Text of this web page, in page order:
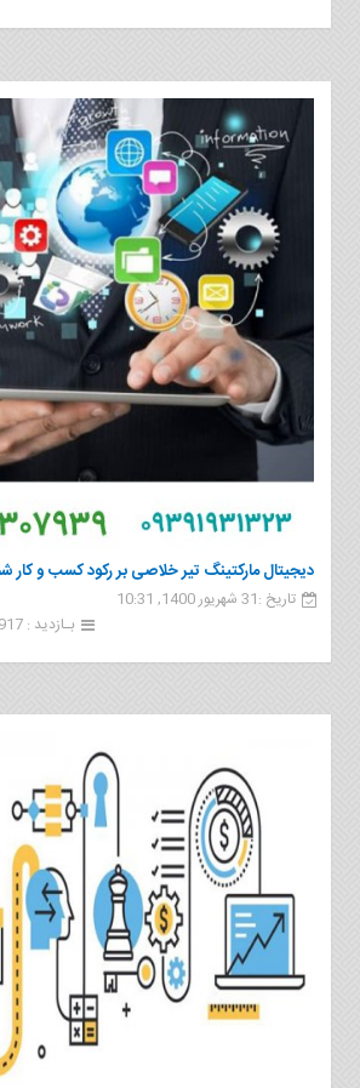
دیجیتال مارکتینگ تیر خلاصی بر رکود کسب و کار
تاریخ :31 شهریور 1400, 10:31
بـازدید : 917